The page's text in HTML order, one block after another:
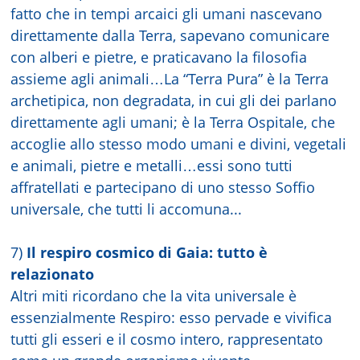
fatto che in tempi arcaici gli umani nascevano
direttamente dalla Terra, sapevano comunicare
con alberi e pietre, e praticavano la filosofia
assieme agli animali…La “Terra Pura” è la Terra
archetipica, non degradata, in cui gli dei parlano
direttamente agli umani; è la Terra Ospitale, che
accoglie allo stesso modo umani e divini, vegetali
e animali, pietre e metalli…essi sono tutti
affratellati e partecipano di uno stesso Soffio
universale, che tutti li accomuna...
7) Il respiro cosmico di Gaia: tutto è
relazionato
Altri miti ricordano che la vita universale è
essenzialmente Respiro: esso pervade e vivifica
tutti gli esseri e il cosmo intero, rappresentato